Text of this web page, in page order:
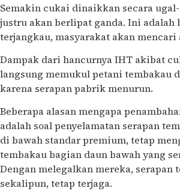
Semakin cukai dinaikkan secara
justru akan berlipat ganda. Ini
terjangkau, masyarakat akan
Dampak dari hancurnya IHT akibat
langsung memukul petani tembakau
karena serapan pabrik menurun.
Beberapa alasan mengapa
adalah soal penyelamatan serapan
di bawah standar premium, tetap
tembakau bagian daun bawah yang
Dengan melegalkan mereka,
sekalipun, tetap terjaga.